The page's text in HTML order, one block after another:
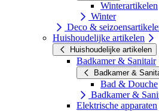
Winterartikelen
Winter
Deco &
Huishoudelijke artikelen
Huishoudelijke artikelen
Badkamer & Sanitair
Badkamer &
Bad & Douche
Badkamer &
Elektrische apparaten